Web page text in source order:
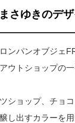
さゆきのデ
ンパンオブジェ
ウトショップの
ショップ、チョ
し出すカラーを